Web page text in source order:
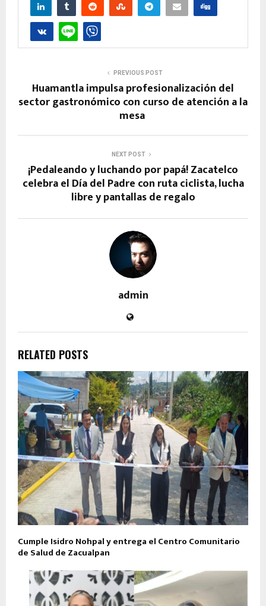
PREVIOUS POST
Huamantla impulsa profesionalización del
sector gastronómico con curso de atención a la
mesa
NEXT POST
¡Pedaleando y luchando por papá! Zacatelco
celebra el Día del Padre con ruta ciclista, lucha
libre y pantallas de regalo
admin
RELATED POSTS
Cumple Isidro Nohpal y entrega el Centro Comunitario
de Salud de Zacualpan